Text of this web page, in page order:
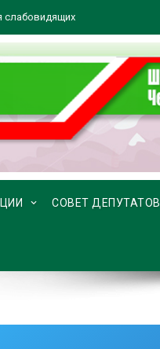
слабовидящих
СОВЕТ ДЕПУТАТОВ